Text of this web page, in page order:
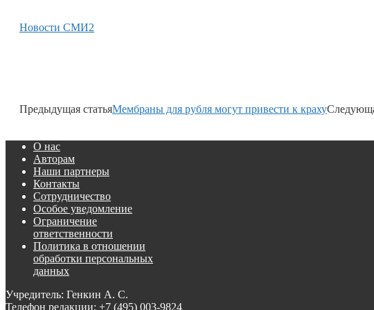
Новости СМИ2
Предыдущая статьяМембраны для рубля могут привести к краху
О нас
Авторам
Наши партнеры
Контакты
Сотрудничество
Особое уведомление
Ограничение
ответственности
Политика в отношении
обработки персональных
данных
Учредитель: Генкин А. С.
Телефон редакции: +7 (495) 003-9824